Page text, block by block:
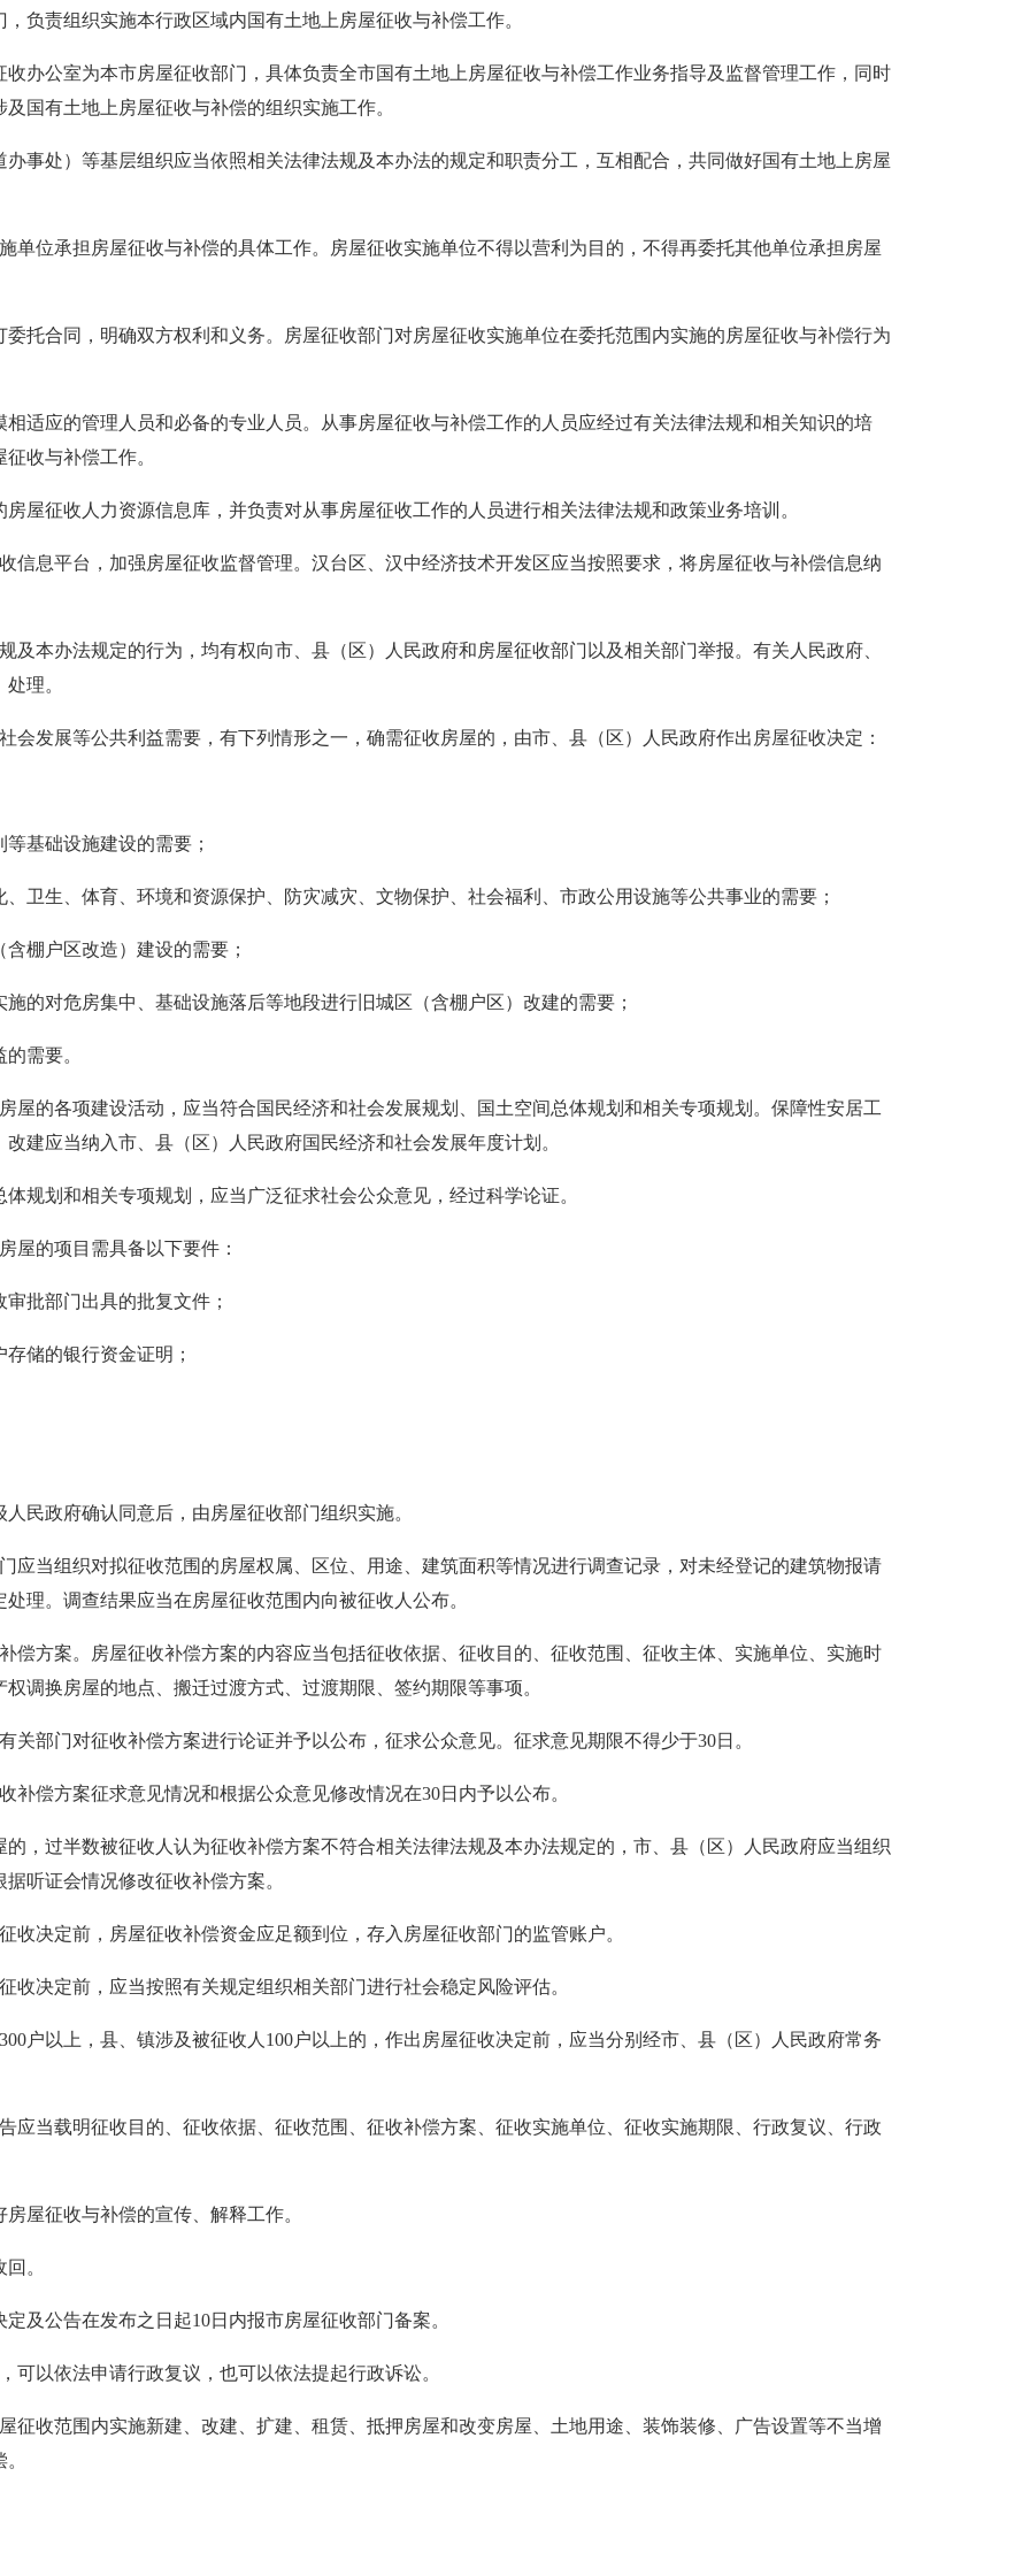
负责组织实施本行政区域内国有土地上房屋征收与补偿工作。
办公室为本市房屋征收部门，具体负责全市国有土地上房屋征收与补偿工作业务指导及监督管理工作，同时
国有土地上房屋征收与补偿的组织实施工作。
事处）等基层组织应当依照相关法律法规及本办法的规定和职责分工，互相配合，共同做好国有土地上房屋
单位承担房屋征收与补偿的具体工作。房屋征收实施单位不得以营利为目的，不得再委托其他单位承担房屋
托合同，明确双方权利和义务。房屋征收部门对房屋征收实施单位在委托范围内实施的房屋征收与补偿行为
适应的管理人员和必备的专业人员。从事房屋征收与补偿工作的人员应经过有关法律法规和相关知识的培
收与补偿工作。
屋征收人力资源信息库，并负责对从事房屋征收工作的人员进行相关法律法规和政策业务培训。
信息平台，加强房屋征收监督管理。汉台区、汉中经济技术开发区应当按照要求，将房屋征收与补偿信息纳
本办法规定的行为，均有权向市、县（区）人民政府和房屋征收部门以及相关部门举报。有关人民政府、
理。
会发展等公共利益需要，有下列情形之一，确需征收房屋的，由市、县（区）人民政府作出房屋征收决定：
基础设施建设的需要；
卫生、体育、环境和资源保护、防灾减灾、文物保护、社会福利、市政公用设施等公共事业的需要；
棚户区改造）建设的需要；
的对危房集中、基础设施落后等地段进行旧城区（含棚户区）改建的需要；
需要。
屋的各项建设活动，应当符合国民经济和社会发展规划、国土空间总体规划和相关专项规划。保障性安居工
建应当纳入市、县（区）人民政府国民经济和社会发展年度计划。
规划和相关专项规划，应当广泛征求社会公众意见，经过科学论证。
屋的项目需具备以下要件：
批部门出具的批复文件；
储的银行资金证明；
民政府确认同意后，由房屋征收部门组织实施。
应当组织对拟征收范围的房屋权属、区位、用途、建筑面积等情况进行调查记录，对未经登记的建筑物报请
理。调查结果应当在房屋征收范围内向被征收人公布。
偿方案。房屋征收补偿方案的内容应当包括征收依据、征收目的、征收范围、征收主体、实施单位、实施时
调换房屋的地点、搬迁过渡方式、过渡期限、签约期限等事项。
部门对征收补偿方案进行论证并予以公布，征求公众意见。征求意见期限不得少于30日。
偿方案征求意见情况和根据公众意见修改情况在30日内予以公布。
，过半数被征收人认为征收补偿方案不符合相关法律法规及本办法规定的，市、县（区）人民政府应当组织
听证会情况修改征收补偿方案。
决定前，房屋征收补偿资金应足额到位，存入房屋征收部门的监管账户。
决定前，应当按照有关规定组织相关部门进行社会稳定风险评估。
户以上，县、镇涉及被征收人100户以上的，作出房屋征收决定前，应当分别经市、县（区）人民政府常务
应当载明征收目的、征收依据、征收范围、征收补偿方案、征收实施单位、征收实施期限、行政复议、行政
屋征收与补偿的宣传、解释工作。
。
及公告在发布之日起10日内报市房屋征收部门备案。
以依法申请行政复议，也可以依法提起行政诉讼。
征收范围内实施新建、改建、扩建、租赁、抵押房屋和改变房屋、土地用途、装饰装修、广告设置等不当增